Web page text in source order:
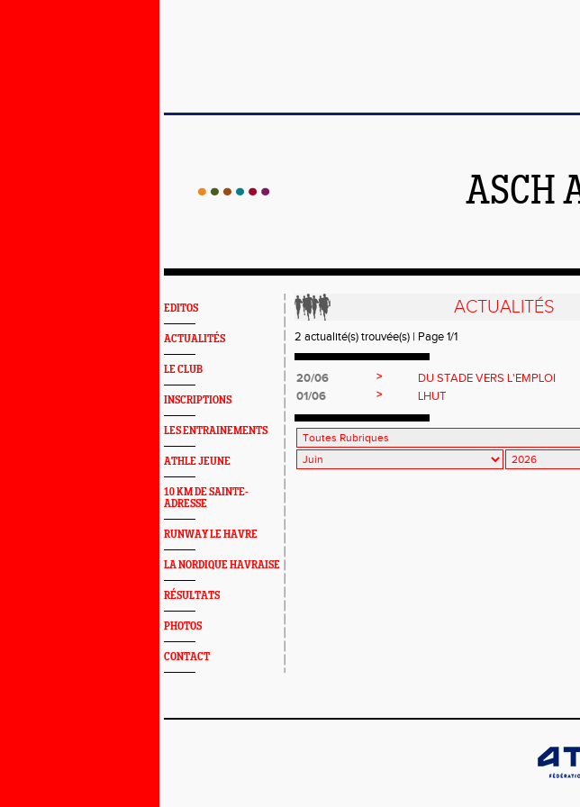
ASCH
EDITOS
ACTUALITÉS
LE CLUB
INSCRIPTIONS
LES ENTRAINEMENTS
ATHLE JEUNE
10 KM DE SAINTE-
ADRESSE
RUNWAY LE HAVRE
LA NORDIQUE HAVRAISE
RÉSULTATS
PHOTOS
CONTACT
ACTUALITÉS
2 actualité(s) trouvée(s) | Page 1/1
20/06 >
DU STADE VERS L'EMPLOI
01/06
> LHUT